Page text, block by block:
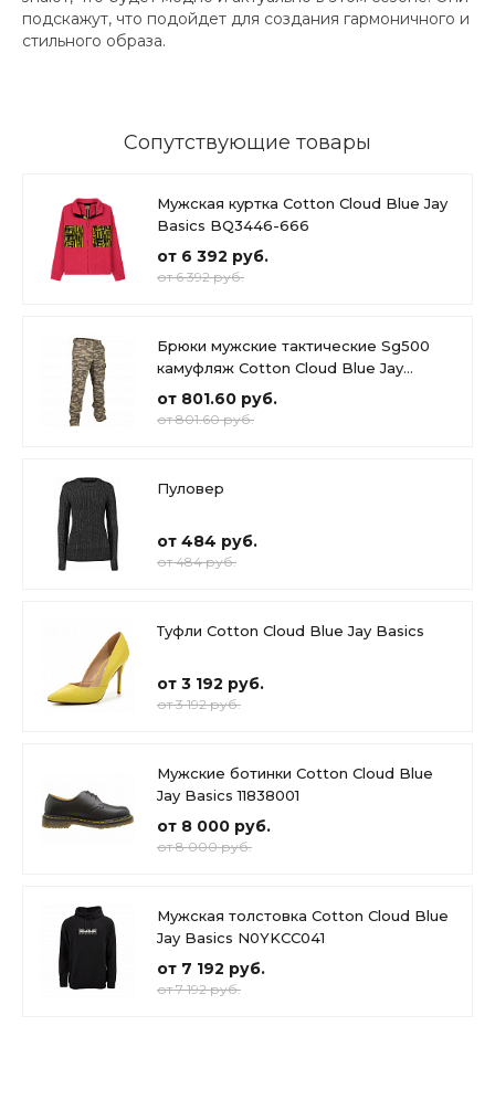
подскажут, что подойдет для создания гармоничного и
стильного образа.
Сопутствующие товары
Мужская куртка Cotton Cloud Blue Jay
Basics BQ3446-666
от 6 392 руб.
от 6 392 руб.
Брюки мужские тактические Sg500
камуфляж Cotton Cloud Blue Jay
Basics
от 801.60 руб.
от 801.60 руб.
Пуловер
от 484 руб.
от 484 руб.
Туфли Cotton Cloud Blue Jay Basics
от 3 192 руб.
от 3 192 руб.
Мужские ботинки Cotton Cloud Blue
Jay Basics 11838001
от 8 000 руб.
от 8 000 руб.
Мужская толстовка Cotton Cloud Blue
Jay Basics N0YKCC041
от 7 192 руб.
от 7 192 руб.